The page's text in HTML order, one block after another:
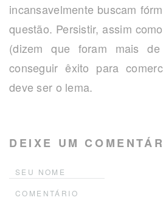
incansavelmente buscam
questão. Persistir, assim
(dizem que foram mais
conseguir êxito para
deve ser o lema.
DEIXE UM